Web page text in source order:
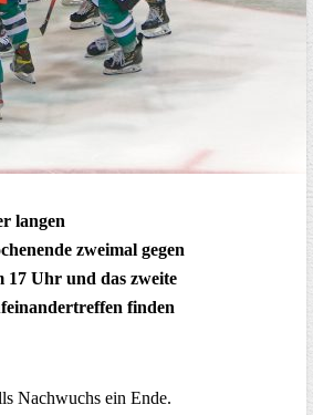
langen
zweimal gegen
17 Uhr und das zweite
finden
Nachwuchs ein Ende.